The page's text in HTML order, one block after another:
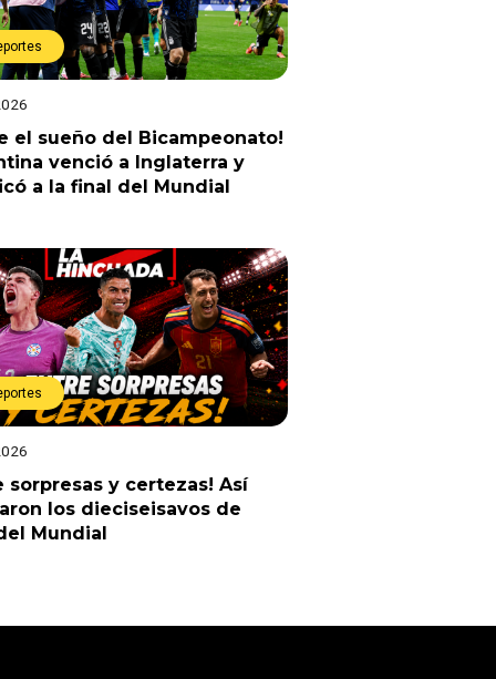
el sueño del Bicampeonato!
venció a Inglaterra y
a la final del Mundial
sorpresas y certezas! Así
los dieciseisavos de
Mundial